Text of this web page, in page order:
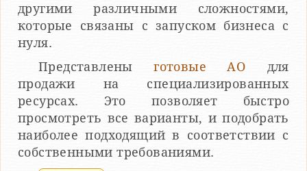
другими различными сложностями,
которые связаны с запуском бизнеса с
нуля.
Представленыготовые АО для
продажи на специализированных
ресурсах. Это позволяет быстро
просмотреть все варианты, и подобрать
наиболее подходящий в соответствии с
собственными требованиями.